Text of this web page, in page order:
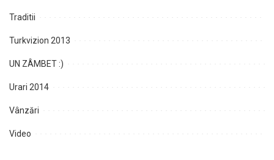
Traditii
Turkvizion 2013
UN ZÂMBET :)
Urari 2014
Vânzări
Video